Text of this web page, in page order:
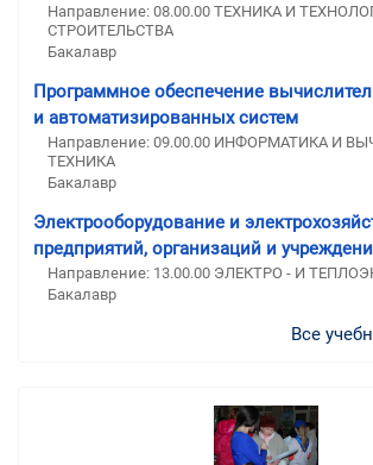
Направление: 08.00.00 ТЕХНИКА И
СТРОИТЕЛЬСТВА
Бакалавр
Программное обеспечение
и автоматизированных систем
Направление: 09.00.00 ИНФОРМАТИКА И
ТЕХНИКА
Бакалавр
Электрооборудование и
предприятий, организаций и
Направление: 13.00.00 ЭЛЕКТРО - И
Бакалавр
Все